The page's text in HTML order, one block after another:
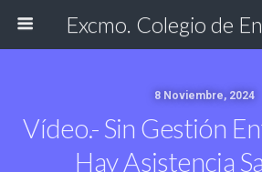
8 Noviembre, 2024
Vídeo.- Sin Gestión
Hay Asistencia